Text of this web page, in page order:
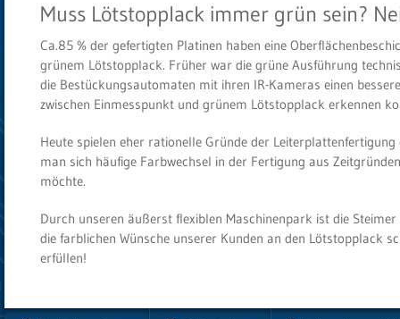
Muss Lötstopplack immer grün sein?
Ca.85 % der gefertigten Platinen haben eine
grünem Lötstopplack. Früher war die grüne Ausführung
die Bestückungsautomaten mit ihren IR-Kameras einen
zwischen Einmesspunkt und grünem Lötstopplack erkennen
Heute spielen eher rationelle Gründe der Leiterplattenfertigung
man sich häufige Farbwechsel in der Fertigung aus
möchte.
Durch unseren äußerst flexiblen Maschinenpark ist die
die farblichen Wünsche unserer Kunden an den Lötstopplack
erfüllen!